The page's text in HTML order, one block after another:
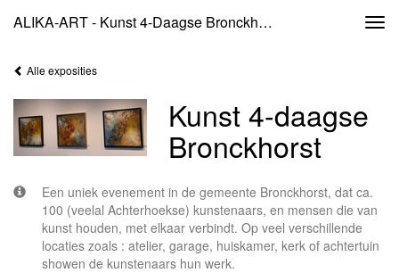
ALIKA-ART - Kunst 4-Daagse Bronckhorst
Alle exposities
Kunst 4-daagse
Bronckhorst
Een uniek evenement in de gemeente Bronckhorst, dat ca.
100 (veelal Achterhoekse) kunstenaars, en mensen die van
kunst houden, met elkaar verbindt. Op veel verschillende
locaties zoals : atelier, garage, huiskamer, kerk of achtertuin
showen de kunstenaars hun werk.